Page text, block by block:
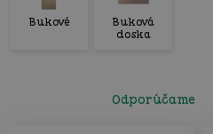
Bukové
Buková
doska
Odporúčame